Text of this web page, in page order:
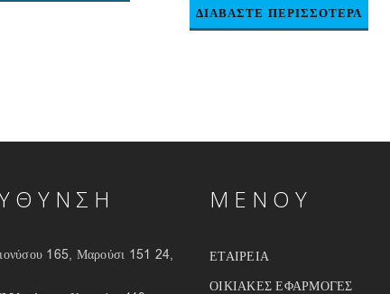
ΔΙΑΒΆΣΤΕ ΠΕΡΙΣΣΌΤΕΡΑ
165, Μαρούσι 151 24,
ΜΕΝΟΥ
ΕΤΑΙΡΕΙΑ
ΟΙΚΙΑΚΕΣ ΕΦΑΡΜΟΓΕΣ